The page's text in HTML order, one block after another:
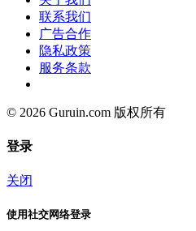
联系我们
广告合作
隐私政策
服务条款
© 2026 Guruin.com 版权所有
登录
关闭
使用社交网络登录